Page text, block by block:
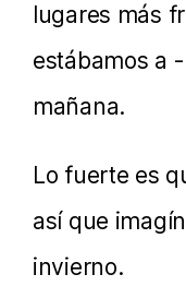
lugares más
estábamos a
mañana.
Lo fuerte es
así que
invierno.